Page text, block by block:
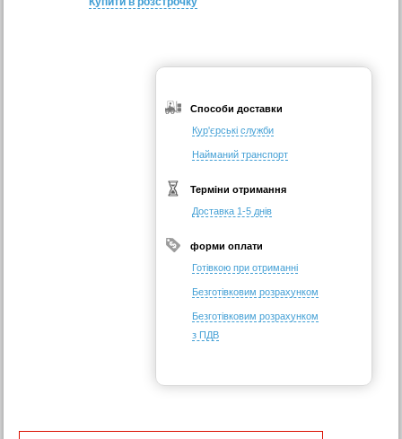
Способи доставки
Кур'єрські служби
Найманий транспорт
Терміни отримання
Доставка 1-5 днів
форми оплати
Готівкою при отриманні
Безготівковим розрахунком
Безготівковим розрахунком
з ПДВ